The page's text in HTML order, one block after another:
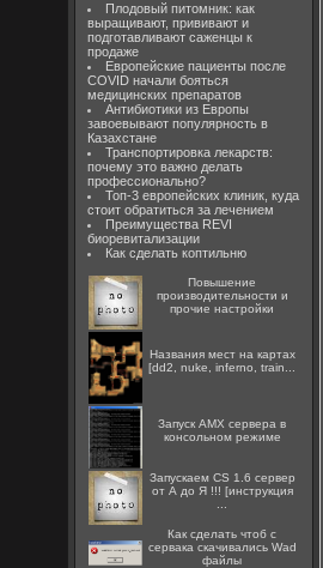
Плодовый питомник: как
выращивают, прививают и
подготавливают саженцы к
продаже
Европейские пациенты после
COVID начали бояться
медицинских препаратов
Антибиотики из Европы
завоевывают популярность в
Казахстане
Транспортировка лекарств:
почему это важно делать
профессионально?
Топ-3 европейских клиник, куда
стоит обратиться за лечением
Преимущества REVI
биоревитализации
Как сделать коптильню
Повышение
производительности и
прочие настройки
Названия мест на картах
[dd2, nuke, inferno, train...
Запуск AMX сервера в
консольном режиме
Запускаем CS 1.6 сервер
от А до Я !!! [инструкция
Как сделать чтоб с
сервака скачивались Wad
файлы